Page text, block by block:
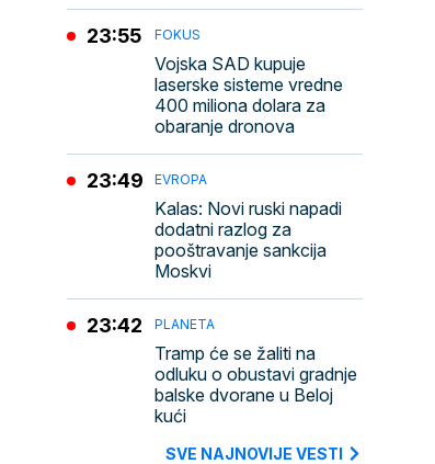
FOKUS
Vojska SAD kupuje
laserske sisteme vredne
400 miliona dolara za
obaranje dronova
23:55
EVROPA
Kalas: Novi ruski napadi
dodatni razlog za
pooštravanje sankcija
Moskvi
23:49
PLANETA
Tramp će se žaliti na
odluku o obustavi gradnje
balske dvorane u Beloj
kući
23:42
SVE NAJNOVIJE VESTI